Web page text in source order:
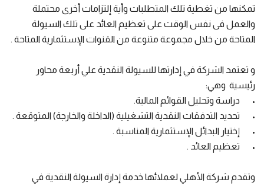
تمكنها من تغطية تلك المتطلبات وأية إلتزامات أخرى محتملة
والعمل فى نفس الوقت على تعظيم العائد على تلك السيولة
المتاحة من خلال مجموعة متنوعة من القنوات الإستثمارية المتاحة .
و تعتمد الشركة في إدارتها للسيولة النقدية علي أربعة محاور
رئيسية وهي:
• دراسة وتحليل القوائم المالية.
• تحديد التدفقات النقدية التشغيلية (الداخلة والخارجة) المتوقعة .
• إختيار البدائل الإستثمارية المناسبة .
• تعظيم العائد .
وتقدم شركة الأهلي لعملائها خدمة إدارة السيولة النقدية في